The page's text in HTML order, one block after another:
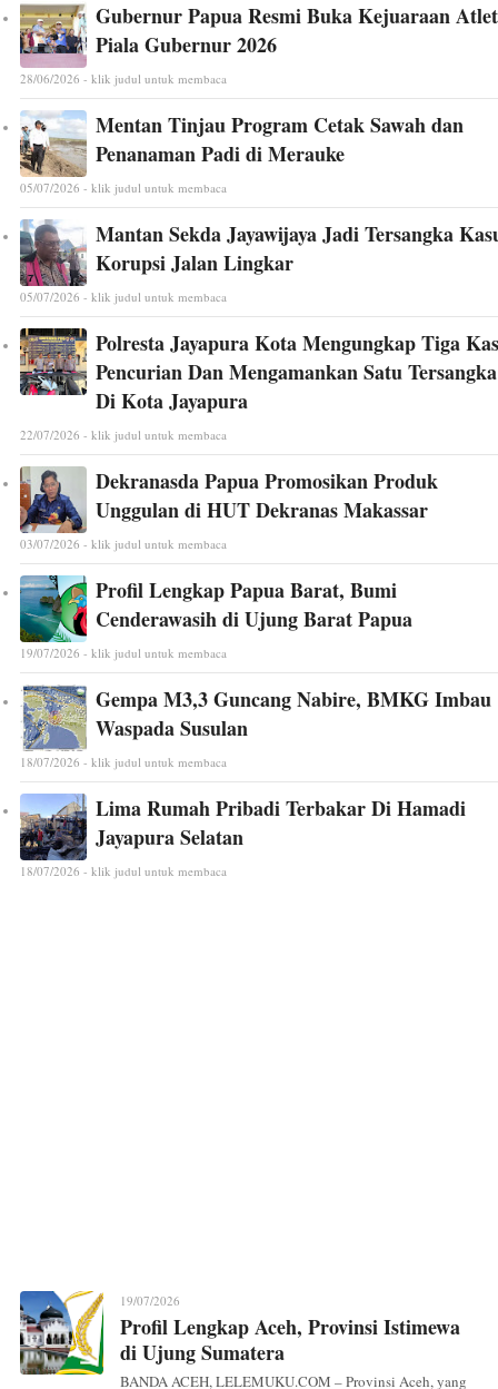
Gubernur Papua Resmi Buka Kejuaraan
Piala Gubernur 2026
28/06/2026 - klik judul untuk membaca
Mentan Tinjau Program Cetak Sawah dan
Penanaman Padi di Merauke
05/07/2026 - klik judul untuk membaca
Mantan Sekda Jayawijaya Jadi Tersangka
Korupsi Jalan Lingkar
05/07/2026 - klik judul untuk membaca
Polresta Jayapura Kota Mengungkap Tiga
Pencurian Dan Mengamankan Satu Tersangka
Di Kota Jayapura
22/07/2026 - klik judul untuk membaca
Dekranasda Papua Promosikan Produk
Unggulan di HUT Dekranas Makassar
03/07/2026 - klik judul untuk membaca
Profil Lengkap Papua Barat, Bumi
Cenderawasih di Ujung Barat Papua
19/07/2026 - klik judul untuk membaca
Gempa M3,3 Guncang Nabire, BMKG Imbau
Waspada Susulan
18/07/2026 - klik judul untuk membaca
Lima Rumah Pribadi Terbakar Di Hamadi
Jayapura Selatan
18/07/2026 - klik judul untuk membaca
19/07/2026
Profil Lengkap Aceh, Provinsi Istimewa
di Ujung Sumatera
BANDA ACEH, LELEMUKU.COM – Provinsi Aceh, yang